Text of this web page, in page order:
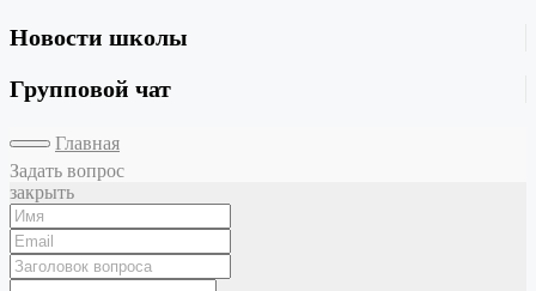
Новости школы
Групповой чат
Главная
Задать вопрос
закрыть